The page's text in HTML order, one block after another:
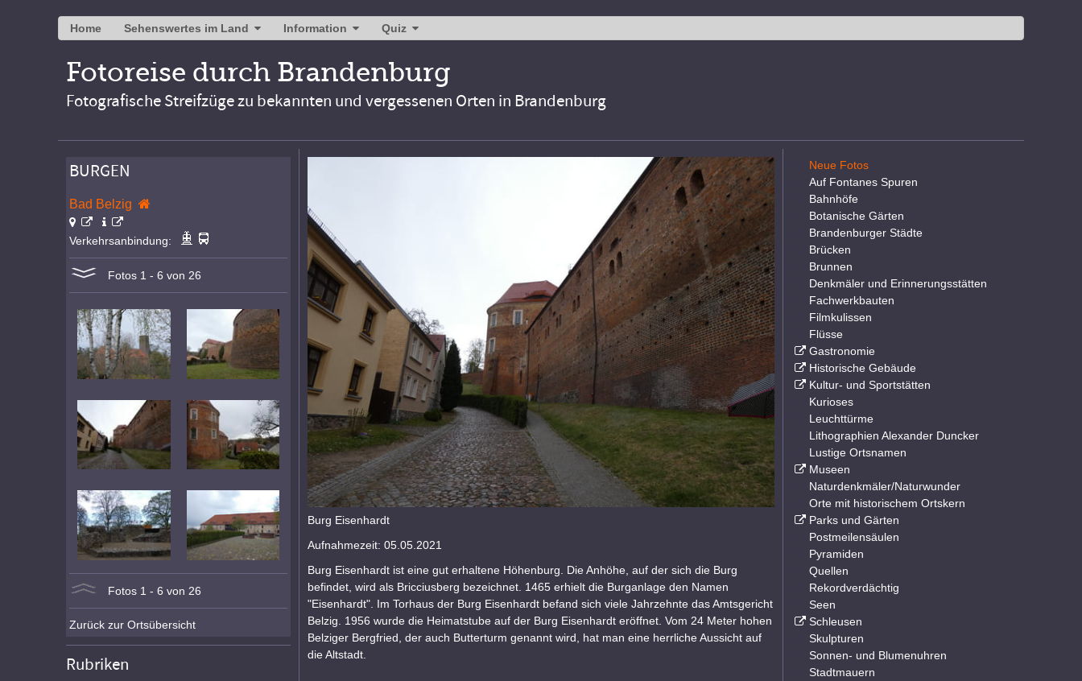
Home Sehenswertes im Land Information Quiz
Fotoreise durch Brandenburg
Fotografische Streifzüge zu bekannten und vergessenen Orten in Brandenburg
Burg Eisenhardt
Aufnahmezeit: 05.05.2021
Burg Eisenhardt ist eine gut erhaltene Höhenburg. Die Anhöhe, auf der sich die Burg
befindet, wird als Bricciusberg bezeichnet. 1465 erhielt die Burganlage den Namen
"Eisenhardt". Im Torhaus der Burg Eisenhardt befand sich viele Jahrzehnte das Amtsgericht
Belzig. 1956 wurde die Heimatstube auf der Burg Eisenhardt eröffnet. Vom 24 Meter hohen
Belziger Bergfried, der auch Butterturm genannt wird, hat man eine herrliche Aussicht auf
die Altstadt.
BURGEN
Bad Belzig
Verkehrsanbindung:
Fotos 1 - 6 von 26
Fotos 1 - 6 von 26
Zurück zur Ortsübersicht
Rubriken
Neue Fotos
Auf Fontanes Spuren
Bahnhöfe
Botanische Gärten
Brandenburger Städte
Brücken
Brunnen
Denkmäler und Erinnerungsstätten
Fachwerkbauten
Filmkulissen
Flüsse
Gastronomie
Historische Gebäude
Kultur- und Sportstätten
Kurioses
Leuchttürme
Lithographien Alexander Duncker
Lustige Ortsnamen
Museen
Naturdenkmäler/Naturwunder
Orte mit historischem Ortskern
Parks und Gärten
Postmeilensäulen
Pyramiden
Quellen
Rekordverdächtig
Seen
Schleusen
Skulpturen
Sonnen- und Blumenuhren
Stadtmauern